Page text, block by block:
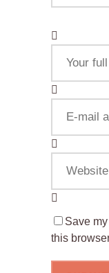
Save
this